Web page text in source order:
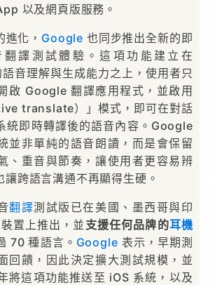
以及網頁版服務。
進化， Google 也同步推出全新的即
翻譯測試體驗。這項功能建立在
語音理解與生成能力之上，使用者只
啟 Google 翻譯應用程式，並啟用
translate）」模式，即可在對話
統即時轉譯後的語音內容。Google
並非單純的語音朗讀，而是會保留
、重音與節奏，讓使用者更容易辨
讓跨語言溝通不再顯得生硬。
翻譯測試版已在美國、墨西哥與印
置上推出，並支援任何品牌的耳機
70 種語言。 Google 表示，早期測
回饋，因此決定擴大測試規模，並
將這項功能推送至 iOS 系統，以及